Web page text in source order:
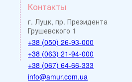
Контакты
г. Луцк, пр. Президента
Грушевского 1
+38 (050) 26-93-000
+38 (063) 21-94-000
+38 (067) 64-66-333
info@amur.com.ua